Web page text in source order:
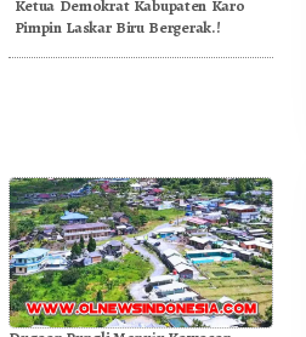
Ketua Demokrat Kabupaten Karo
Pimpin Laskar Biru Bergerak.!